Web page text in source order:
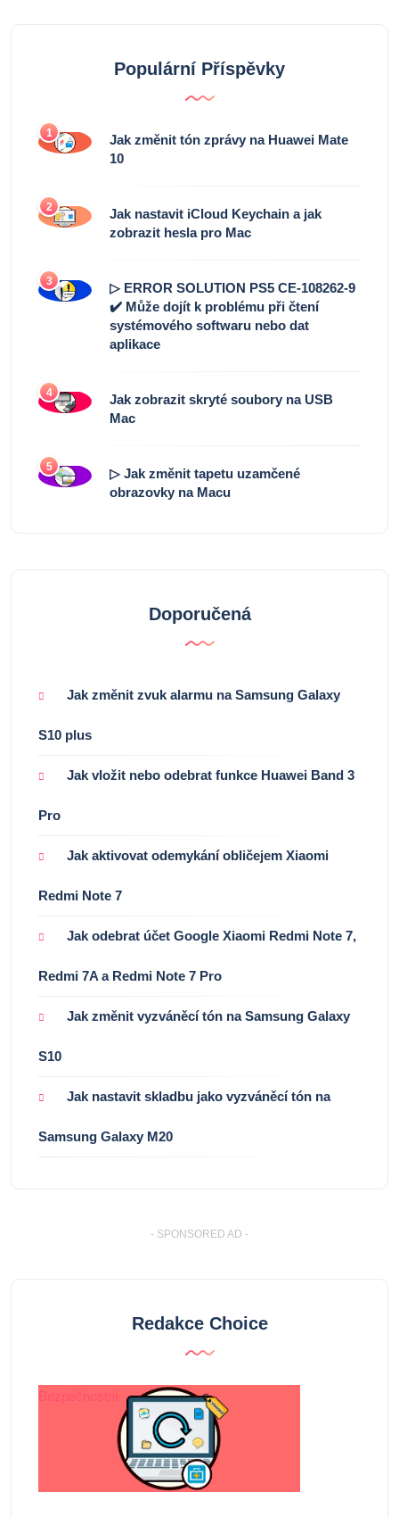
Populární Příspěvky
1
Jak změnit tón zprávy na Huawei Mate
10
2
Jak nastavit iCloud Keychain a jak
zobrazit hesla pro Mac
3
▷ ERROR SOLUTION PS5 CE-108262-9
✔️ Může dojít k problému při čtení
systémového softwaru nebo dat
aplikace
4
Jak zobrazit skryté soubory na USB
Mac
5
▷ Jak změnit tapetu uzamčené
obrazovky na Macu
Doporučená
Jak změnit zvuk alarmu na Samsung Galaxy
S10 plus
Jak vložit nebo odebrat funkce Huawei Band 3
Pro
Jak aktivovat odemykání obličejem Xiaomi
Redmi Note 7
Jak odebrat účet Google Xiaomi Redmi Note 7,
Redmi 7A a Redmi Note 7 Pro
Jak změnit vyzváněcí tón na Samsung Galaxy
S10
Jak nastavit skladbu jako vyzváněcí tón na
Samsung Galaxy M20
- SPONSORED AD -
Redakce Choice
Bezpečnostní